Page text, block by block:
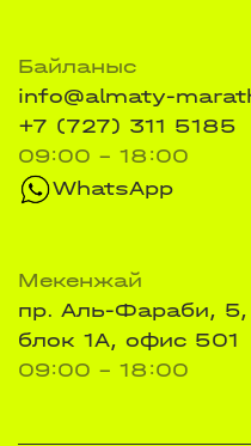
Байланыс
info@almaty-
+7 (727) 311 5185
09:00 - 18:00
WhatsApp
Мекенжай
пр. Аль-Фараби,
блок 1А, офис 501
09:00 - 18:00